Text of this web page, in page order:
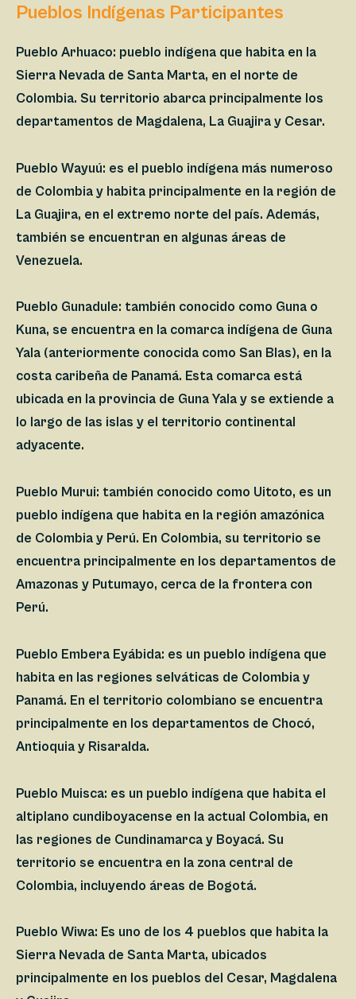
Pueblos​ Indígenas Participantes
Pueblo Arhuaco: pueblo indígena que habita en la
Sierra Nevada de Santa Marta, en el norte de
Colombia. Su territorio abarca principalmente los
departamentos de Magdalena, La Guajira y Cesar.​
Pueblo Wayuú: es el pueblo indígena más numeroso
de Colombia y habita principalmente en la región de
La Guajira, en el extremo norte del país. Además,
también se encuentran en algunas áreas de
Venezuela.​
Pueblo Gunadule: también conocido como Guna o
Kuna, se encuentra en la comarca indígena de Guna
Yala (anteriormente conocida como San Blas), en la
costa caribeña de Panamá. Esta comarca está
ubicada en la provincia de Guna Yala y se extiende a
lo largo de las islas y el territorio continental
adyacente.​
Pueblo Murui: también conocido como Uitoto, es un
pueblo indígena que habita en la región amazónica
de Colombia y Perú. En Colombia, su territorio se
encuentra principalmente en los departamentos de
Amazonas y Putumayo, cerca de la frontera con
Perú.​
Pueblo Embera Eyábida: es un pueblo indígena que
habita en las regiones selváticas de Colombia y
Panamá. En el territorio colombiano se encuentra
principalmente en los departamentos de Chocó,
Antioquia y Risaralda.
Pueblo Muisca: es un pueblo indígena que habita el
altiplano cundiboyacense en la actual Colombia, en
las regiones de Cundinamarca y Boyacá. Su
territorio se encuentra en la zona central de
Colombia, incluyendo áreas de Bogotá.​
Pueblo Wiwa: Es uno de los 4 pueblos que habita la
Sierra Nevada de Santa Marta, ubicados
principalmente en los pueblos del Cesar, Magdalena